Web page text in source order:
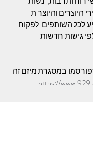
היוצרים והיוצרות
לכל השותפים  לפקוח
גישות חדשות
במסגרת מיזם זה
https://